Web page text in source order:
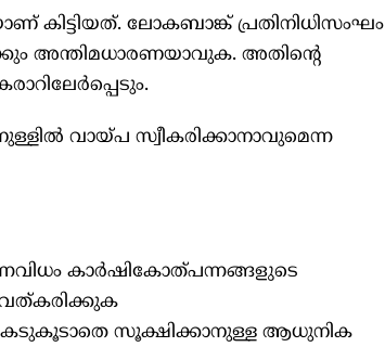
കിട്ടിയത്. ലോകബാങ്ക് പ്രതിനിധിസംഘം
അന്തിമധാരണയാവുക. അതിന്റെ
വായ്പ സ്വീകരിക്കാനാവുമെന്ന
കാർഷികോത്പന്നങ്ങളുടെ
കേടുകൂടാതെ സൂക്ഷിക്കാനുള്ള ആധുനിക